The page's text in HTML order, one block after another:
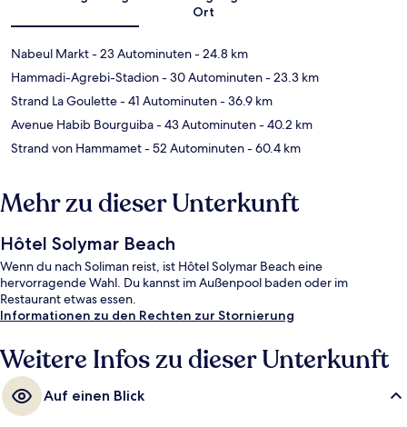
Ort
Nabeul Markt- 23 Autominuten- 24.8 km
Hammadi-Agrebi-Stadion- 30 Autominuten- 23.3 km
Strand La Goulette- 41 Autominuten- 36.9 km
Avenue Habib Bourguiba- 43 Autominuten- 40.2 km
Strand von Hammamet- 52 Autominuten- 60.4 km
Mehr zu dieser Unterkunft
Hôtel Solymar Beach
Wenn du nach Soliman reist, ist Hôtel Solymar Beach eine
hervorragende Wahl. Du kannst im Außenpool baden oder im
Restaurant etwas essen.
Informationen zu den Rechten zur Stornierung
Weitere Infos zu dieser Unterkunft
Auf einen Blick